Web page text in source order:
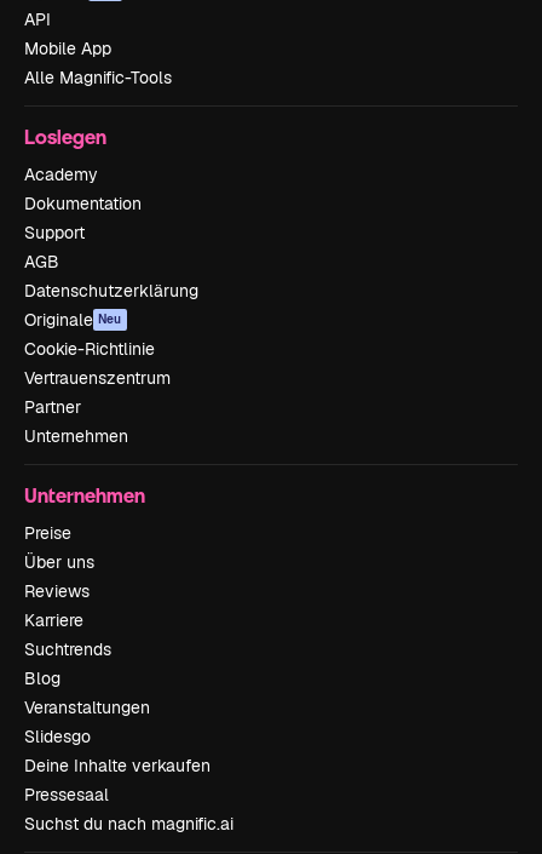
API
Mobile App
Alle Magnific-Tools
Loslegen
Academy
Dokumentation
Support
AGB
Datenschutzerklärung
Originale Neu
Cookie-Richtlinie
Vertrauenszentrum
Partner
Unternehmen
Unternehmen
Preise
Über uns
Reviews
Karriere
Suchtrends
Blog
Veranstaltungen
Slidesgo
Deine Inhalte verkaufen
Pressesaal
Suchst du nach magnific.ai